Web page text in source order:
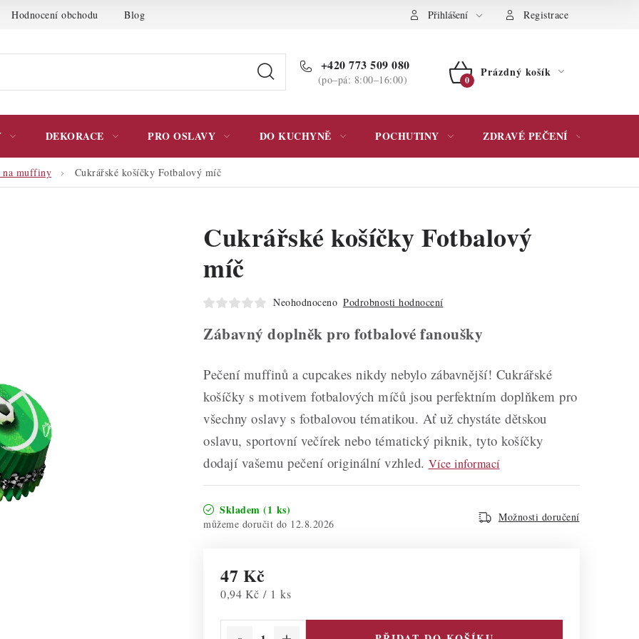
Hodnocení obchodu Blog Podmínky ochrany osobních údajů Přihlášení Registrace
+420 773 509 080
(po–pá: 8:00–16:00)
NÁKUPNÍ
Prázdný košík
DEKORACE PRO OSLAVY DO KUCHYNĚ POCHUTINY ZDRAVÉ PEČENÍ
na muffiny Cukrářské košíčky Fotbalový míč
Cukrářské košíčky Fotbalový
míč
Neohodnoceno Podrobnosti hodnocení
Zábavný doplněk pro fotbalové fanoušky
Pečení muffinů a cupcakes nikdy nebylo zábavnější! Cukrářské
košíčky s motivem fotbalových míčů jsou perfektním doplňkem pro
všechny oslavy s fotbalovou tématikou. Ať už chystáte dětskou
oslavu, sportovní večírek nebo tématický piknik, tyto košíčky
dodají vašemu pečení originální vzhled. Více informací
Skladem (1 ks)
12.8.2026
Možnosti doručení
47 Kč
Měrná cena:
0,94 Kč / 1 ks